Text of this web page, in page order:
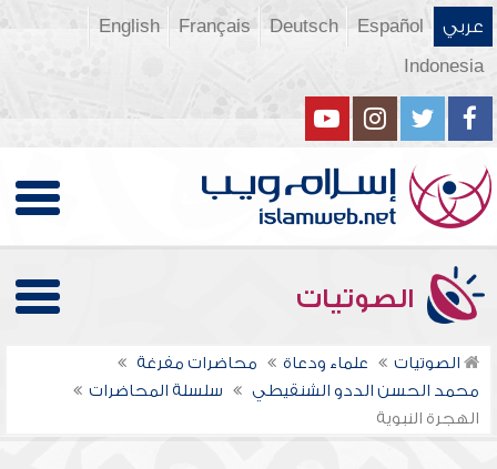
عربي Español
Deutsch
Français
English
Indonesia
الصوتيات
الصوتيات علماء ودعاة
محاضرات مفرغة
محمد الحسن الددو الشنقيطي
سلسلة المحاضرات
الهجرة النبوية